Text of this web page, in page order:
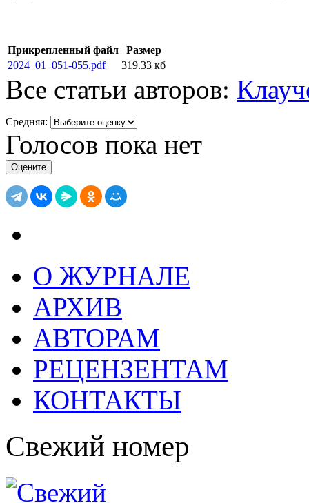
Прикрепленный файл
Размер
2024_01_051-055.pdf
319.33 кб
Все статьи авторов:
Средняя:
Голосов пока нет
О ЖУРНАЛЕ
АРХИВ
АВТОРАМ
РЕЦЕНЗЕНТАМ
КОНТАКТЫ
Свежий номер